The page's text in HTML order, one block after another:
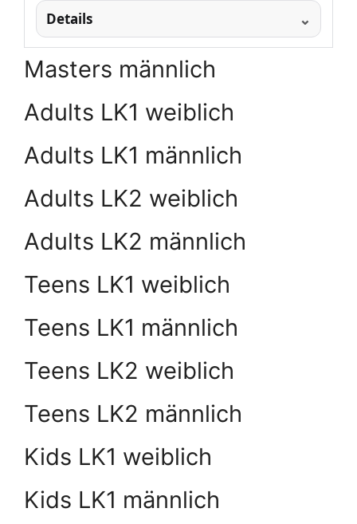
Details
Masters männlich
Adults LK1 weiblich
Adults LK1 männlich
Adults LK2 weiblich
Adults LK2 männlich
Teens LK1 weiblich
Teens LK1 männlich
Teens LK2 weiblich
Teens LK2 männlich
Kids LK1 weiblich
Kids LK1 männlich